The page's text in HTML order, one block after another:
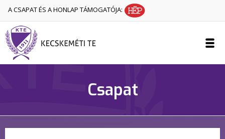
A CSAPAT ÉS A HONLAP TÁMOGATÓJA:
Csapat